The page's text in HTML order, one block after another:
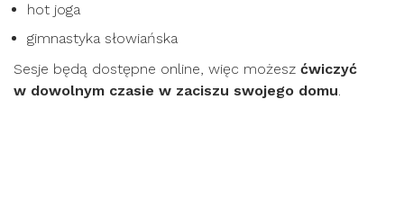
hot joga
gimnastyka słowiańska
Sesje będą dostępne online, więc możesz ćwiczyć
w dowolnym czasie w zaciszu swojego domu.